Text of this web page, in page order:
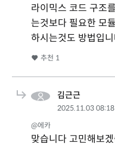
라이믹스 코드 구조
는것보다 필요한 모
하시는것도 방법입
추천 1
김근근
2025.11.03 08:18
@에카
맞습니다 고민해보